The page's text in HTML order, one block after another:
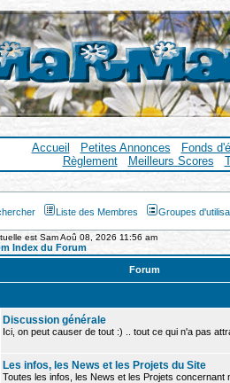
Accueil Petites Annonces
Fonds
Règlement
Meilleurs Scores
Liste des Membres Groupes
est Sam Aoû 08, 2026 11:56 am
Index du Forum
Forum
Discussion générale
Ici, on peut causer de tout :) .. tout ce qui n'a pas
Les infos, les News et les Projets du Site
Toutes les infos, les News et les Projets concernant